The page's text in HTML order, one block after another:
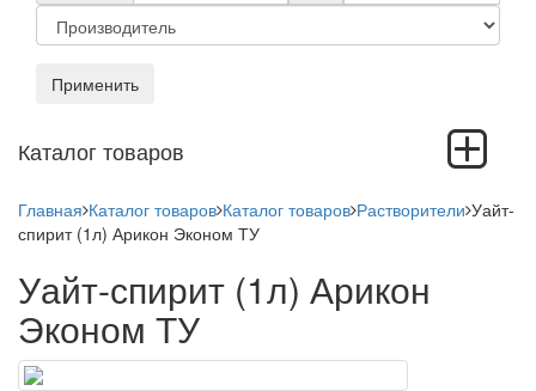
Применить
Каталог товаров
Toggle
navigation
Главная Каталог товаров Каталог товаров Растворители Уайт-
спирит (1л) Арикон Эконом ТУ
Уайт-спирит (1л) Арикон
Эконом ТУ